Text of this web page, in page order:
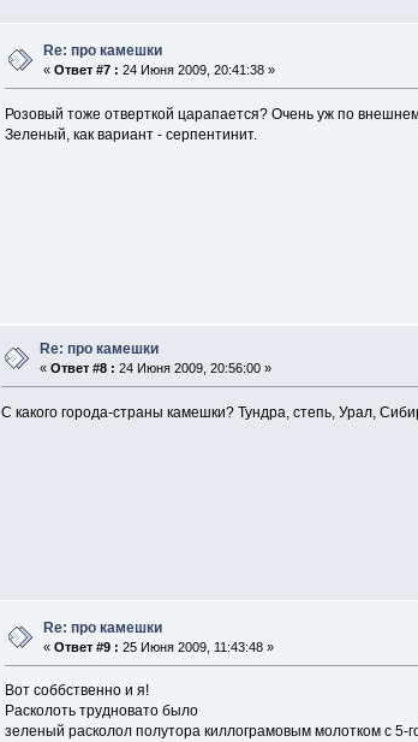
Re: про камешки
«Ответ #7 : 24 Июня 2009, 20:41:38 »
Розовый тоже отверткой царапается? Очень уж по
Зеленый, как вариант - серпентинит.
Re: про камешки
«Ответ #8 : 24 Июня 2009, 20:56:00 »
C какого города-страны камешки? Тундра, степь, Урал,
Re: про камешки
«Ответ #9 : 25 Июня 2009, 11:43:48 »
Вот соббственно и я!
Расколоть трудновато было
зеленый расколол полутора киллограмовым молотком с 5-